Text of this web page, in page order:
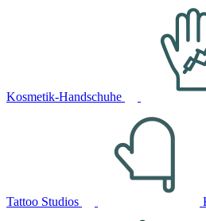
Kosmetik-Handschuhe
Tattoo Studios